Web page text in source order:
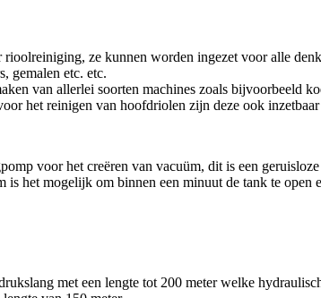
ze kunnen worden ingezet voor alle
gemalen etc. etc.
van allerlei soorten machines zoals bijvoorbeeld
r het reinigen van hoofdriolen zijn deze ook inzetbaar
voor het creëren van vacuüm, dit is een
het mogelijk om binnen een minuut de tank te open
met een lengte tot 200 meter welke